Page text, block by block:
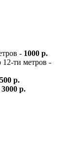
- 1000 р.
12-ти метров -
р.
3000 р.